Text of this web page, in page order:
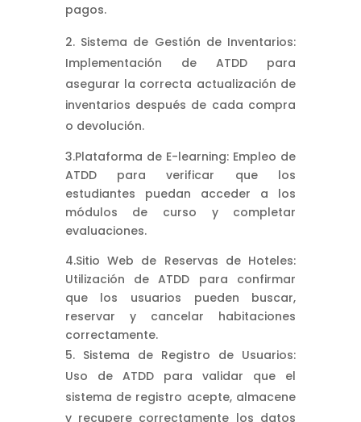
pagos.
Sistema de Gestión de Inventarios:
Implementación de ATDD para
asegurar la correcta actualización de
inventarios después de cada compra
o devolución.
3.Plataforma de E-learning: Empleo de
ATDD para verificar que los
estudiantes puedan acceder a los
módulos de curso y completar
evaluaciones.
4.Sitio Web de Reservas de Hoteles:
Utilización de ATDD para confirmar
que los usuarios pueden buscar,
reservar y cancelar habitaciones
correctamente.
Sistema de Registro de Usuarios:
Uso de ATDD para validar que el
sistema de registro acepte, almacene
y recupere correctamente los datos